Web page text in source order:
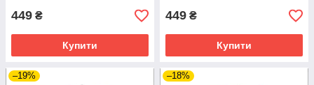
449 ₴
Купити
449 ₴
Купити
–19% –18%